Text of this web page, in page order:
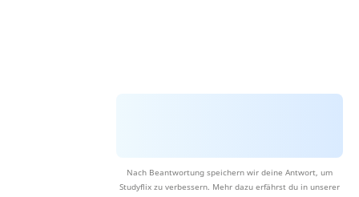
Nach Beantwortung speichern wir deine Antwort, um
Studyflix zu verbessern. Mehr dazu erfährst du in unserer